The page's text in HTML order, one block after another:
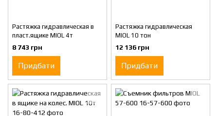
Растяжка гидравлическая в
пласт.ящике MIOL 4т
8 743 грн
Придбати
Растяжка гидравлическая
MIOL 10 тон
12 136 грн
Придбати